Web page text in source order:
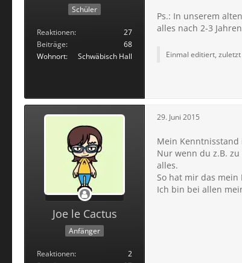
Schüler
Reaktionen
27
Beiträge
68
Wohnort
Schwäbisch Hall
Ps.: In unserem
alles nach 2-3
Einmal editiert,
Joe le Cactus
Anfänger
Reaktionen
2
29. Juni 2015
Mein
Nur wenn du z.B.
alles.
So hat mir das
Ich bin bei allen